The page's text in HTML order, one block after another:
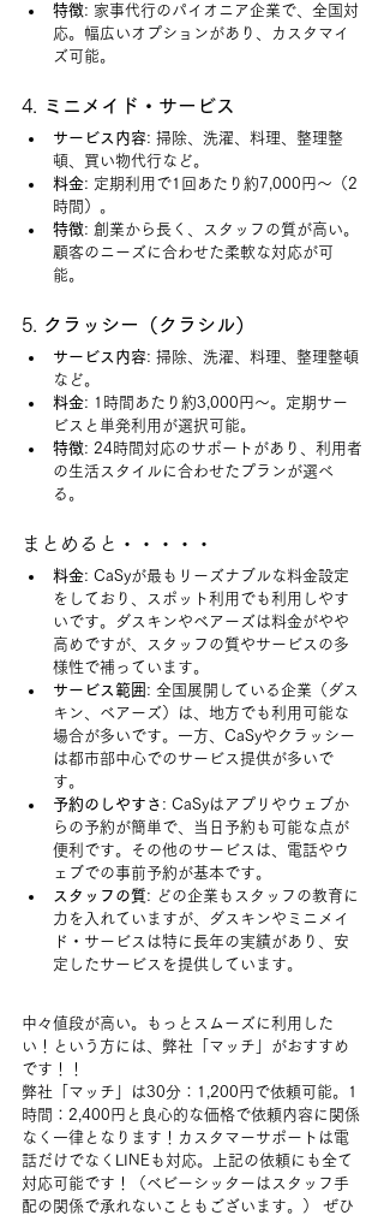
特徴: 家事代行のパイオニア企業で、全国対
応。幅広いオプションがあり、カスタマイ
ズ可能。
4. ミニメイド・サービス
サービス内容: 掃除、洗濯、料理、整理整
頓、買い物代行など。
料金: 定期利用で1回あたり約7,000円～（2
時間）。
特徴: 創業から長く、スタッフの質が高い。
顧客のニーズに合わせた柔軟な対応が可
能。
5. クラッシー（クラシル）
サービス内容: 掃除、洗濯、料理、整理整頓
など。
料金: 1時間あたり約3,000円～。定期サー
ビスと単発利用が選択可能。
特徴: 24時間対応のサポートがあり、利用者
の生活スタイルに合わせたプランが選べ
る。
まとめると・・・・・
料金: CaSyが最もリーズナブルな料金設定
をしており、スポット利用でも利用しやす
いです。ダスキンやベアーズは料金がやや
高めですが、スタッフの質やサービスの多
様性で補っています。
サービス範囲 : 全国展開している企業（ダス
キン、ベアーズ）は、地方でも利用可能な
場合が多いです。一方、CaSyやクラッシー
は都市部中心でのサービス提供が多いで
す。
予約のしやすさ : CaSyはアプリやウェブか
らの予約が簡単で、当日予約も可能な点が
便利です。その他のサービスは、電話やウ
ェブでの事前予約が基本です。
スタッフの質: どの企業もスタッフの教育に
力を入れていますが、ダスキンやミニメイ
ド・サービスは特に長年の実績があり、安
定したサービスを提供しています。
中々値段が高い。もっとスムーズに利用した
い！という方には、弊社「マッチ」がおすすめ
です！！
弊社「マッチ」は30分：1,200円で依頼可能。1
時間：2,400円と良心的な価格で依頼内容に関係
なく一律となります！カスタマーサポートは電
話だけでなくLINEも対応。上記の依頼にも全て
対応可能です！（ベビーシッターはスタッフ手
配の関係で承れないこともございます。） ぜひ